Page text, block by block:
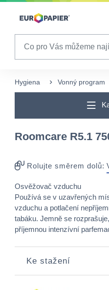
Table Of Content
Hygiena Vonný program
Roomcare R5.1
Rolujte směrem dolů:
Osvěžovač vzduchu
Používá se v uzavřených
vzduchu a potlačení
tabáku. Jemně se
příjemnou intenzívní
Ke stažení